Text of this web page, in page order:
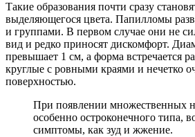
Такие образования почти сразу
выделяющегося цвета. Папилломы
и группами. В первом случае они не
вид и редко приносят дискомфорт.
превышает 1 см, а форма встречается
круглые с ровными краями и нечетко
поверхностью.
При появлении множественных
особенно остроконечного типа,
симптомы, как зуд и жжение.